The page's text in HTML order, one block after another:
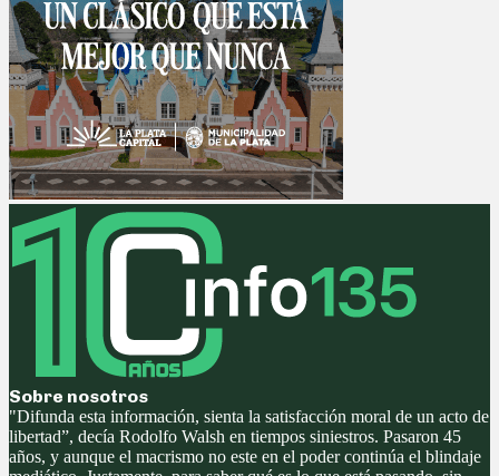
Sobre nosotros
"Difunda esta información, sienta la satisfacción moral de un acto de
libertad”, decía Rodolfo Walsh en tiempos siniestros. Pasaron 45
años, y aunque el macrismo no este en el poder continúa el blindaje